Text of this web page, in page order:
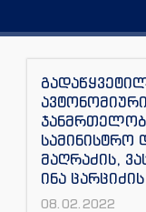
სამინისტრო
მაღრაძის,
ინა
08.02.2022